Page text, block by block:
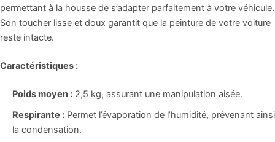
permettant à la housse de s’adapter parfaitement à votre véhicule.
Son toucher lisse et doux garantit que la peinture de votre voiture
reste intacte.
Caractéristiques :
Poids moyen : 2,5 kg, assurant une manipulation aisée.
Respirante : Permet l’évaporation de l’humidité, prévenant ainsi
la condensation.